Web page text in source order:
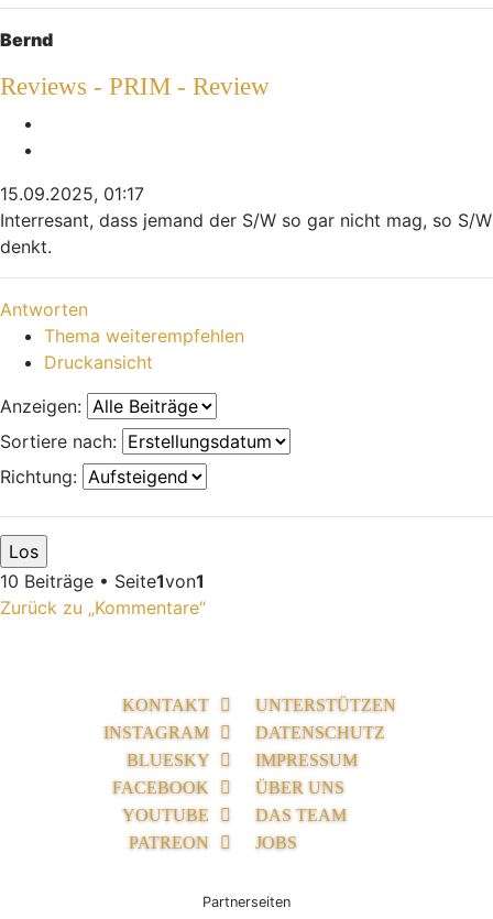
Bernd
Reviews - PRIM - Review
15.09.2025, 01:17
Interresant, dass jemand der S/W so gar nicht mag, so S/W
denkt.
Antworten
Thema weiterempfehlen
Druckansicht
Anzeigen:
Sortiere nach:
Richtung:
10 Beiträge • Seite1von1
Zurück zu „Kommentare“
KONTAKT
INSTAGRAM
BLUESKY
FACEBOOK
YOUTUBE
PATREON
UNTERSTÜTZEN
DATENSCHUTZ
IMPRESSUM
ÜBER UNS
DAS TEAM
JOBS
Partnerseiten